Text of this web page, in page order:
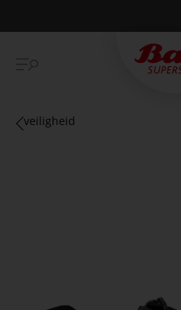
Betaal achteraf met Klarna
veiligheid